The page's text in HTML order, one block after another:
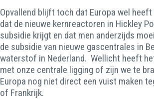
Opvallend blijft toch dat Europa wel
dat de nieuwe kernreactoren in Hickley
subsidie krijgt en dat men anderzijds
de subsidie van nieuwe gascentrales in
waterstof in Nederland. Wellicht heeft
met onze centrale ligging of zijn we te
Europa nog niet direct een vuist maken
of Frankrijk.